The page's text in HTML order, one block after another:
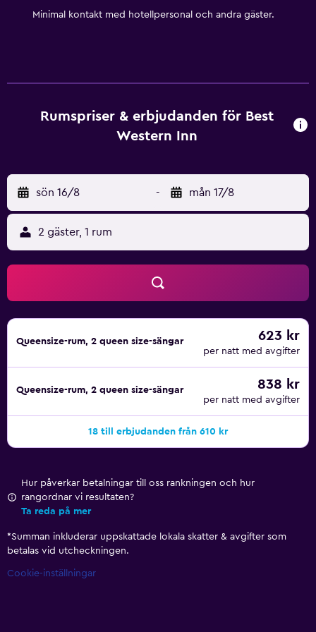
Minimal kontakt med hotellpersonal och andra gäster.
Rumspriser & erbjudanden för Best
Western Inn
sön 16/8 - mån 17/8
2 gäster, 1 rum
Queensize-rum, 2 queen size-sängar 623 kr
per natt med avgifter
Queensize-rum, 2 queen size-sängar 838 kr
per natt med avgifter
18 till erbjudanden från 610 kr
Hur påverkar betalningar till oss rankningen och hur
rangordnar vi resultaten?
Ta reda på mer
*Summan inkluderar uppskattade lokala skatter & avgifter som
betalas vid utcheckningen.
Cookie-inställningar